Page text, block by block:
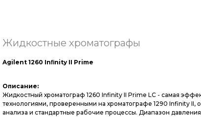
Описание:
Жидкостный хроматограф 1260 Infinity II Prime LC - самая
технологиями, проверенными на хроматографе 1290 Infinity
анализа и стандартные рабочие процессы. Диапазон
Agilent 1260 Inﬁnity II Prime
Жидкостные хроматографы